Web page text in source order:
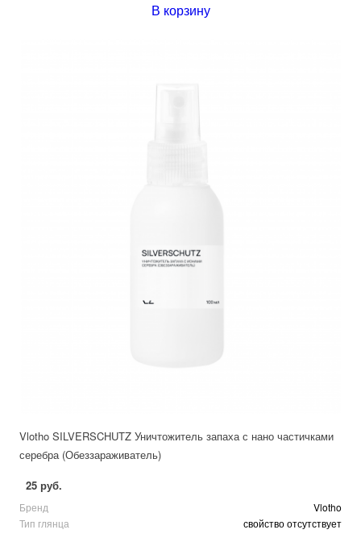
В корзину
Vlotho SILVERSCHUTZ Уничтожитель запаха с нано частичками
серебра (Обеззараживатель)
25 руб.
Бренд
Vlotho
Тип глянца
свойство отсутствует